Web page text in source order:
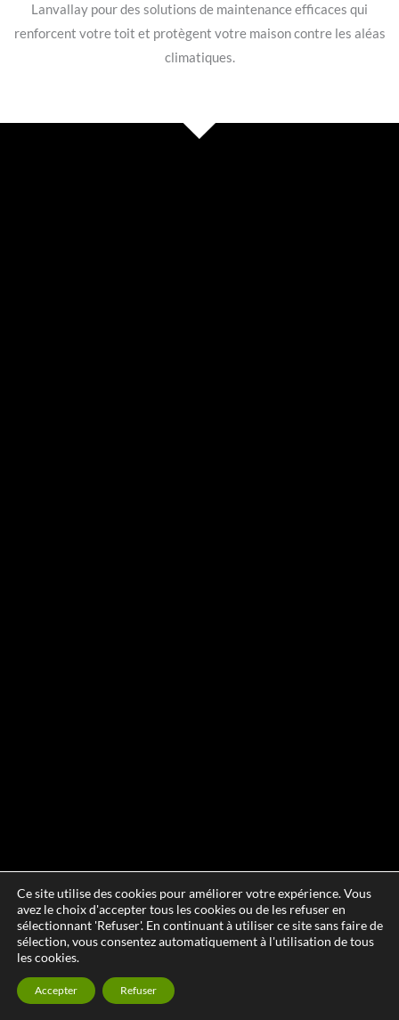
Lanvallay pour des solutions de maintenance efficaces qui
renforcent votre toit et protègent votre maison contre les aléas
climatiques.
Ce site utilise des cookies pour améliorer votre expérience. Vous
avez le choix d'accepter tous les cookies ou de les refuser en
sélectionnant 'Refuser'. En continuant à utiliser ce site sans faire de
sélection, vous consentez automatiquement à l'utilisation de tous
les cookies.
Accepter Refuser